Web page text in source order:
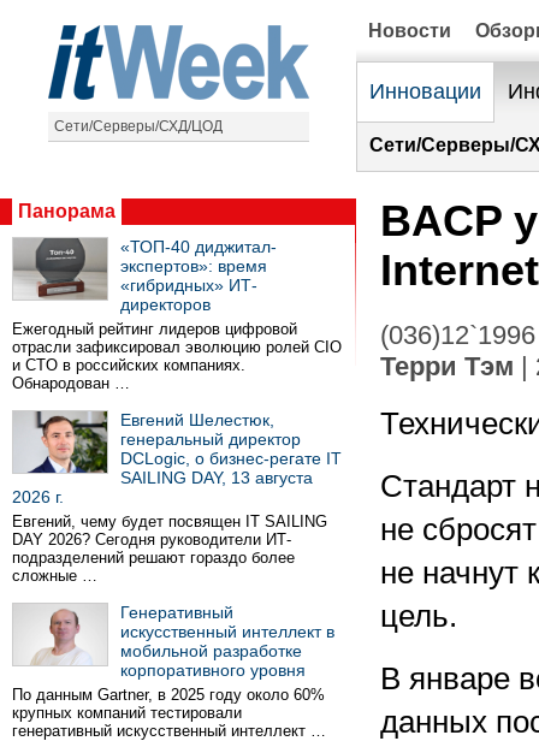
Сети/Серверы/СХД/ЦОД
Новости
Инновации
Сети/Серверы/
Панорама
«ТОП-40 диджитал-
экспертов»: время
«гибридных» ИТ-
директоров
Ежегодный рейтинг лидеров цифровой
отрасли зафиксировал эволюцию ролей CIO
и CTO в российских компаниях.
Обнародован …
Евгений Шелестюк,
генеральный директор
DCLogic, о бизнес-регате IT
SAILING DAY, 13 августа
2026 г.
Евгений, чему будет посвящен IT SAILING
DAY 2026? Сегодня руководители ИТ-
подразделений решают гораздо более
сложные …
Генеративный
искусственный интеллект в
мобильной разработке
корпоративного уровня
По данным Gartner, в 2025 году около 60%
крупных компаний тестировали
генеративный искусственный интеллект …
BACP
Internet
(036)12`1996
Терри Тэм |
Стандарт
не
не начнут
цель.
В январе
данных